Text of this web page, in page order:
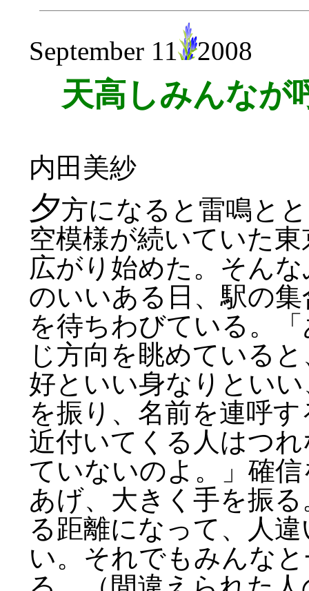
September 11 2008
天高しみんなが
内田美紗
夕方になると雷鳴と
空模様が続いていた
広がり始めた。そん
のいいある日、駅の
を待ちわびている。
じ方向を眺めている
好といい身なりとい
を振り、名前を連呼
近付いてくる人はつ
ていないのよ。」確
あげ、大きく手を振
る距離になって、人
い。それでもみんな